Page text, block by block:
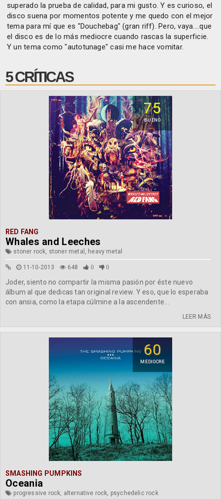
superado la prueba de calidad, para mi gusto. Y es curioso, el
disco suena por momentos potente y me quedo con el mejor
tema para mí que es "Douchebag" (gran riff). Pero, vaya....que
el disco es de lo más mediocre cuando rascas la superficie.
Y un tema como "autotunage" casi me hace vomitar.
5 CRÍTICAS
75
BUENO
RED FANG
Whales and Leeches
stoner rock, stoner metal, heavy metal
11-10-2013 648 0 0
Joder, siento no compartir la misma pasión por éste nuevo
álbum al que dedicas tan original review. Y eso, que lo esperaba
con ansia, como la etapa cúlmine a la ascendente...
LEER MÁS
60
MEDIOCRE
SMASHING PUMPKINS
Oceania
progressive rock, alternative rock, psychedelic rock